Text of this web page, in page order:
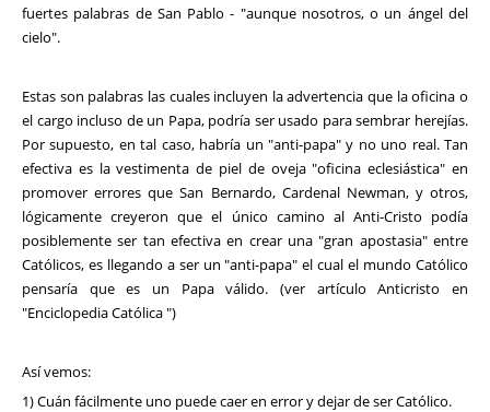
fuertes palabras de San Pablo - "aunque nosotros, o un ángel del
cielo".
Estas son palabras las cuales incluyen la advertencia que la oficina o
el cargo incluso de un Papa, podría ser usado para sembrar herejías.
Por supuesto, en tal caso, habría un "anti-papa" y no uno real. Tan
efectiva es la vestimenta de piel de oveja "oficina eclesiástica" en
promover errores que San Bernardo, Cardenal Newman, y otros,
lógicamente creyeron que el único camino al Anti-Cristo podía
posiblemente ser tan efectiva en crear una "gran apostasia" entre
Católicos, es llegando a ser un "anti-papa" el cual el mundo Católico
pensaría que es un Papa válido. (ver artículo Anticristo en
"Enciclopedia Católica ")
Así vemos:
1) Cuán fácilmente uno puede caer en error y dejar de ser Católico.